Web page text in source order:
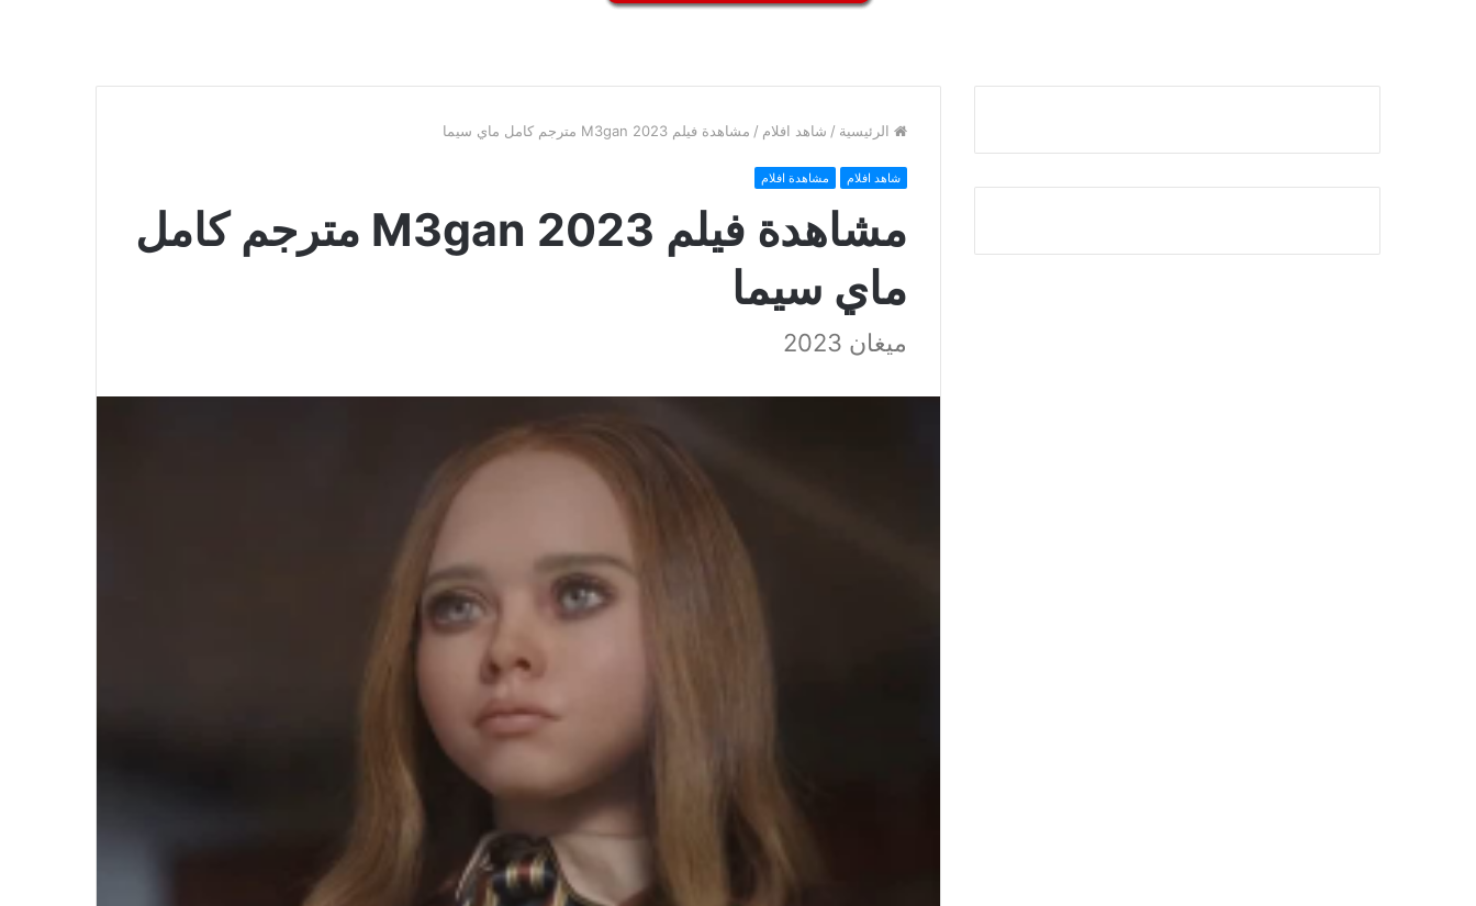
الرئيسية / شاهد افلام / مشاهدة فيلم M3gan 2023 مترجم كامل ماي سيما
شاهد افلام مشاهدة افلام
مشاهدة فيلم M3gan 2023 مترجم كامل
ماي سيما
ميغان 2023